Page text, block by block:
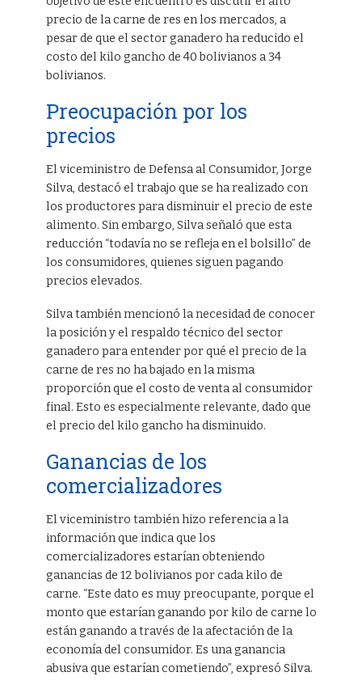
precio de la carne de res en los mercados, a
pesar de que el sector ganadero ha reducido el
costo del kilo gancho de 40 bolivianos a 34
bolivianos.
Preocupación por los
precios
El viceministro de Defensa al Consumidor, Jorge
Silva, destacó el trabajo que se ha realizado con
los productores para disminuir el precio de este
alimento. Sin embargo, Silva señaló que esta
reducción “todavía no se refleja en el bolsillo” de
los consumidores, quienes siguen pagando
precios elevados.
Silva también mencionó la necesidad de conocer
la posición y el respaldo técnico del sector
ganadero para entender por qué el precio de la
carne de res no ha bajado en la misma
proporción que el costo de venta al consumidor
final. Esto es especialmente relevante, dado que
el precio del kilo gancho ha disminuido.
Ganancias de los
comercializadores
El viceministro también hizo referencia a la
información que indica que los
comercializadores estarían obteniendo
ganancias de 12 bolivianos por cada kilo de
carne. “Este dato es muy preocupante, porque el
monto que estarían ganando por kilo de carne lo
están ganando a través de la afectación de la
economía del consumidor. Es una ganancia
abusiva que estarían cometiendo”, expresó Silva.